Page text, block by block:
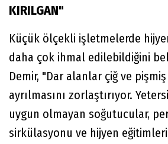
KIRILGAN"
Küçük ölçekli işletmelerde
daha çok ihmal edilebildiğini
Demir, "Dar alanlar çiğ ve pişmiş
ayrılmasını zorlaştırıyor.
uygun olmayan soğutucular,
sirkülasyonu ve hijyen